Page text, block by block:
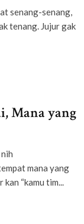
senang-senang,
tenang. Jujur gak
Mana yang
mana yang
“kamu tim...